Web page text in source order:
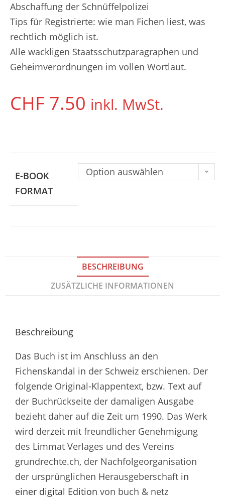
Abschaffung der Schnüffelpolizei
Tips für Registrierte: wie man Fichen liest, was
rechtlich möglich ist.
Alle wackligen Staatsschutzparagraphen und
Geheimverordnungen im vollen Wortlaut.
CHF 7.50 inkl. MwSt.
E-BOOK
FORMAT
Option auswählen
BESCHREIBUNG
ZUSÄTZLICHE INFORMATIONEN
Beschreibung
Das Buch ist im Anschluss an den
Fichenskandal in der Schweiz erschienen. Der
folgende Original-Klappentext, bzw. Text auf
der Buchrückseite der damaligen Ausgabe
bezieht daher auf die Zeit um 1990. Das Werk
wird derzeit mit freundlicher Genehmigung
des Limmat Verlages und des Vereins
grundrechte.ch, der Nachfolgeorganisation
der ursprünglichen Herausgeberschaft in
einer digital Edition von buch & netz